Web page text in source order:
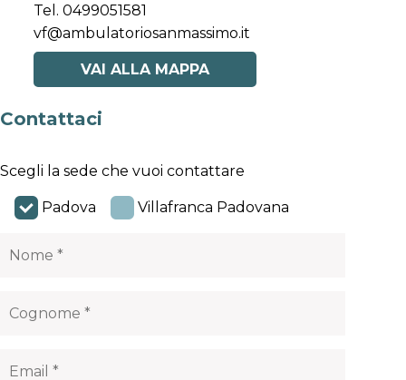
Tel. 0499051581
vf@ambulatoriosanmassimo.it
VAI ALLA MAPPA
Contattaci
Scegli la sede che vuoi contattare
Padova Villafranca Padovana